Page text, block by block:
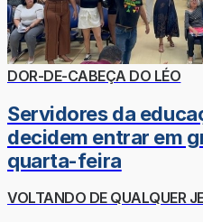
DOR-DE-CABEÇA DO LÉO
Servidores da
decidem entrar em
quarta-feira
VOLTANDO DE QUALQUER